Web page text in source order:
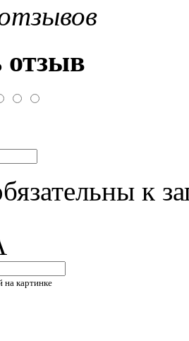
отзыв
к
на картинке